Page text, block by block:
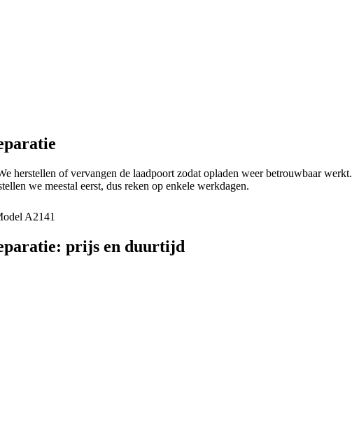
herstellen of vervangen de laadpoort zodat opladen weer betrouwbaar werkt.
we meestal eerst, dus reken op enkele werkdagen.
A2141
: prijs en duurtijd